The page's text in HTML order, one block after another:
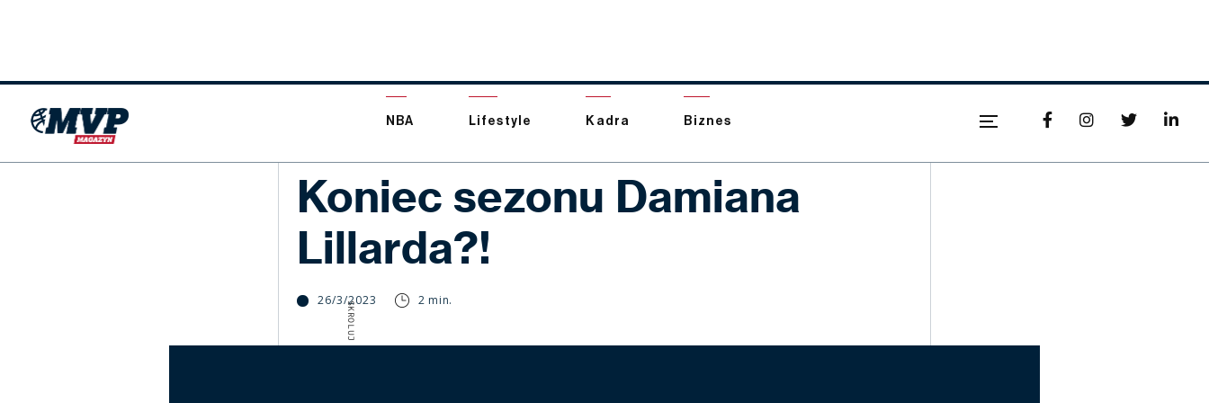
NBA Lifestyle Kadra Biznes    
Koniec sezonu Damiana
Lillarda?!
26/3/2023 2 min.
SKROLUJ W DÓŁ